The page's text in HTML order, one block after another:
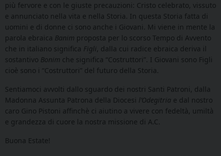
più fervore e con le giuste precauzioni: Cristo celebrato, vissuto
e annunciato nella vita e nella Storia. In questa Storia fatta di
uomini e di donne ci sono anche i Giovani. Mi viene in mente la
parola ebraica Banim proposta per lo scorso Tempo di Avvento
che in italiano significa Figli, dalla cui radice ebraica deriva il
sostantivo Bonim che significa “Costruttori”. I Giovani sono Figli
cioè sono i “Costruttori” del futuro della Storia.
Sentiamoci avvolti dallo sguardo dei nostri Santi Patroni, dalla
Madonna Assunta Patrona della Diocesi l’Odegitria e dal nostro
caro Gino Pistoni affinchè ci aiutino a vivere con fedeltà, umiltà
e grandezza di cuore la nostra missione di A.C.
Buona Estate!